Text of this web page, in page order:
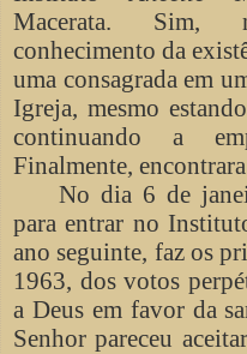
Macerata. Sim,
conhecimento da
uma consagrada em
Igreja, mesmo
continuando a
Finalmente,
No dia 6 de
para entrar no
ano seguinte, faz os
1963, dos votos
a Deus em favor da
Senhor pareceu